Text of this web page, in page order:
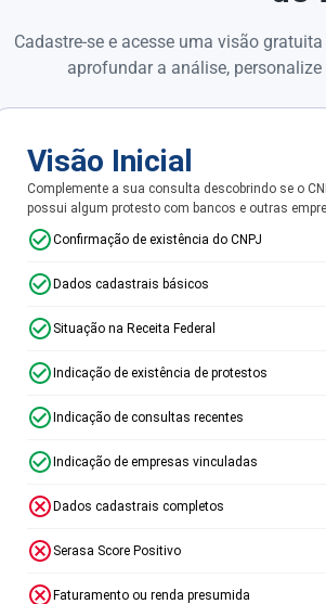
Cadastre-se e acesse uma visão
aprofundar a análise,
Visão Inicial
Complemente a sua consulta descobrindo se o
possui algum protesto com bancos e outras
Confirmação de existência do CNPJ
Dados cadastrais básicos
Situação na Receita Federal
Indicação de existência de protestos
Indicação de consultas recentes
Indicação de empresas vinculadas
Dados cadastrais completos
Serasa Score Positivo
Faturamento ou renda presumida